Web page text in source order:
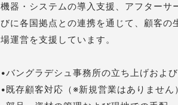
機器・システムの導入支援、アフターサ
びに各国拠点との連携を通じて、顧客の
場運営を支援しています。
•バングラデシュ事務所の立ち上げおよ
•既存顧客対応（※新規営業はありません）